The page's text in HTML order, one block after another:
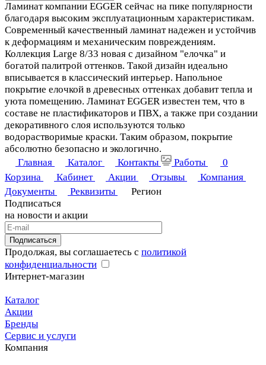
Ламинат компании EGGER сейчас на пике популярности
благодаря высоким эксплуатационным характеристикам.
Современный качественный ламинат надежен и устойчив
к деформациям и механическим повреждениям.
Коллекция Large 8/33 новая с дизайном "елочка" и
богатой палитрой оттенков. Такой дизайн идеально
вписывается в классический интерьер. Напольное
покрытие елочкой в древесных оттенках добавит тепла и
уюта помещению. Ламинат EGGER известен тем, что в
составе не пластификаторов и ПВХ, а также при создании
декоративного слоя используются только
водорастворимые краски. Таким образом, покрытие
абсолютно безопасно и экологично.
Главная
Каталог Контакты Работы
0
Корзина
Кабинет Акции Отзывы
Компания
Документы
Реквизиты
Регион
Подписаться
на новости и акции
Подписаться
Продолжая, вы соглашаетесь с политикой
конфиденциальности
Интернет-магазин
Каталог
Акции
Бренды
Сервис и услуги
Компания